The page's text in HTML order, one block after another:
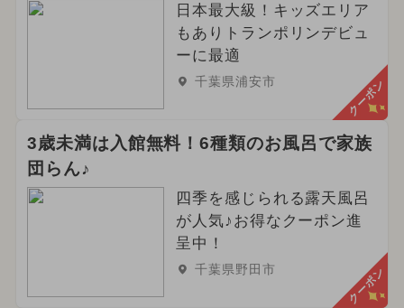
日本最大級！キッズエリア
もありトランポリンデビュ
ーに最適
千葉県浦安市 クーポン
3歳未満は入館無料！6種類のお風呂で家族
団らん♪
四季を感じられる露天風呂
が人気♪お得なクーポン進
呈中！
千葉県野田市 クーポン